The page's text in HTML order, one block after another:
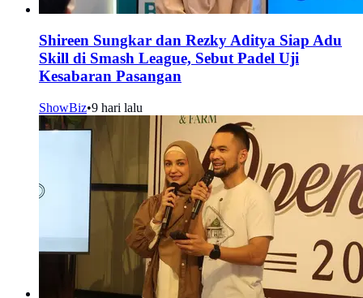
Shireen Sungkar dan Rezky Aditya Siap Adu
Skill di Smash League, Sebut Padel Uji
Kesabaran Pasangan
ShowBiz•9 hari lalu